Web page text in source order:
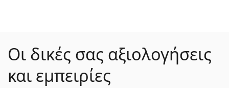
Οι δικές σας αξιολογήσεις
και εμπειρίες